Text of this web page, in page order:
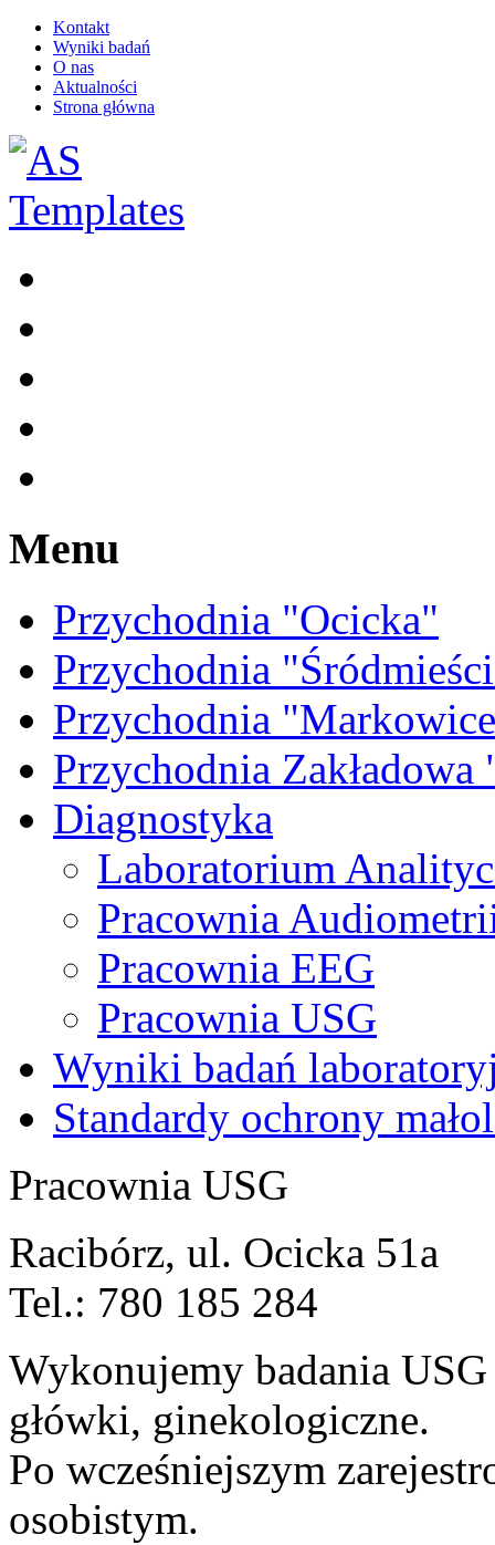
Kontakt
Wyniki badań
O nas
Aktualności
Strona główna
Menu
Przychodnia "Ocicka"
Przychodnia
Przychodnia
Przychodnia
Diagnostyka
Laboratorium
Pracownia
Pracownia EEG
Pracownia USG
Wyniki badań
Standardy ochrony
Pracownia USG
Racibórz, ul. Ocicka 51a
Tel.: 780 185 284
Wykonujemy badania
główki, ginekologiczne.
Po wcześniejszym
osobistym.